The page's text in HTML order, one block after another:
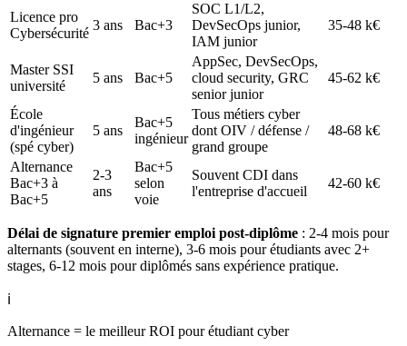
Licence pro
Cybersécurité
3 ans Bac+3
SOC L1/L2,
DevSecOps junior,
IAM junior
35-48 k€
Master SSI
université
5 ans Bac+5
AppSec, DevSecOps,
cloud security, GRC
senior junior
45-62 k€
École
d'ingénieur
(spé cyber)
5 ans
Bac+5
ingénieur
Tous métiers cyber
dont OIV / défense /
grand groupe
48-68 k€
Alternance
Bac+3 à
Bac+5
2-3
ans
Bac+5
selon
voie
Souvent CDI dans
l'entreprise d'accueil
42-60 k€
Délai de signature premier emploi post-diplôme : 2-4 mois pour
alternants (souvent en interne), 3-6 mois pour étudiants avec 2+
stages, 6-12 mois pour diplômés sans expérience pratique.
ℹ️
Alternance = le meilleur ROI pour étudiant cyber